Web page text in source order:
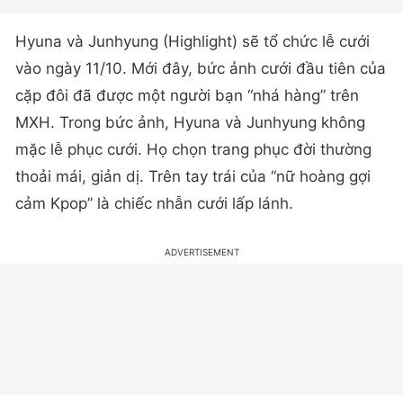
Hyuna và Junhyung (Highlight) sẽ tổ chức lễ cưới
vào ngày 11/10. Mới đây, bức ảnh cưới đầu tiên của
cặp đôi đã được một người bạn “nhá hàng” trên
MXH. Trong bức ảnh, Hyuna và Junhyung không
mặc lễ phục cưới. Họ chọn trang phục đời thường
thoải mái, giản dị. Trên tay trái của “nữ hoàng gợi
cảm Kpop” là chiếc nhẫn cưới lấp lánh.